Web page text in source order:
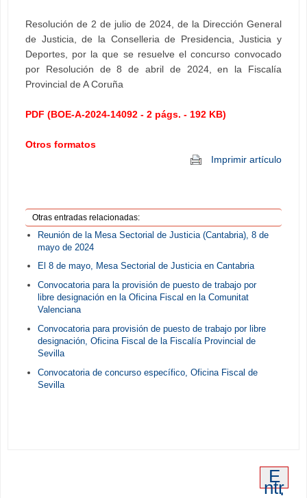
Resolución de 2 de julio de 2024, de la Dirección General
de Justicia, de la Conselleria de Presidencia, Justicia y
Deportes, por la que se resuelve el concurso convocado
por Resolución de 8 de abril de 2024, en la Fiscalía
Provincial de A Coruña
PDF (BOE-A-2024-14092 - 2 págs. - 192 KB)
Otros formatos
Imprimir artículo
Otras entradas relacionadas:
Reunión de la Mesa Sectorial de Justicia (Cantabria), 8 de
mayo de 2024
El 8 de mayo, Mesa Sectorial de Justicia en Cantabria
Convocatoria para la provisión de puesto de trabajo por
libre designación en la Oficina Fiscal en la Comunitat
Valenciana
Convocatoria para provisión de puesto de trabajo por libre
designación, Oficina Fiscal de la Fiscalía Provincial de
Sevilla
Convocatoria de concurso específico, Oficina Fiscal de
Sevilla
E
ntr